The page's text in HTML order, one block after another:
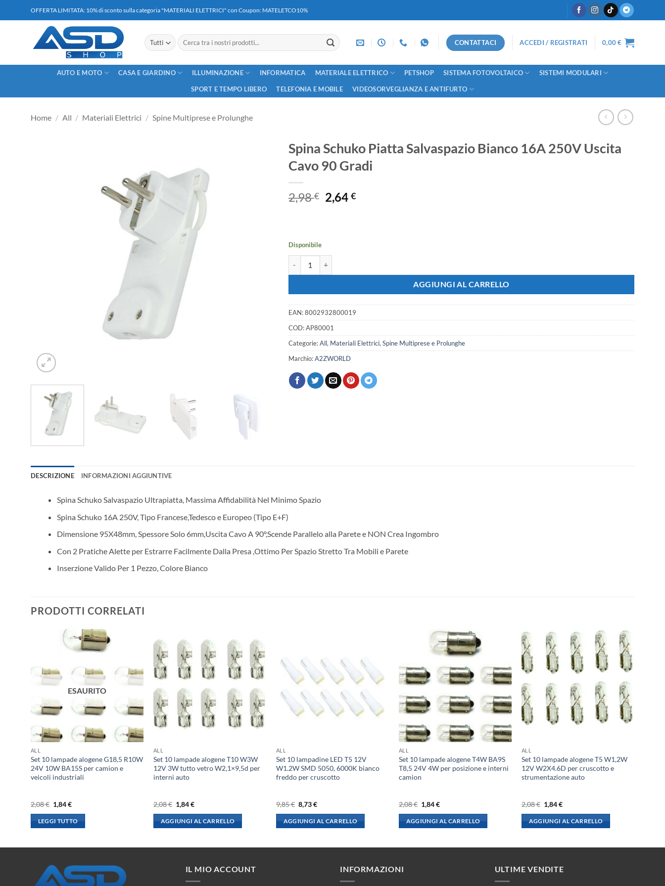
ai
OFFERTA LIMITATA: 10% di sconto sulla categoria "MATERIALI ELETTRICI" con Coupon: MATELETCO10%
Cerca: CONTATTACI ACCEDI / REGISTRATI 0,00€
AUTO E MOTO CASA E GIARDINO ILLUMINAZIONE INFORMATICA MATERIALE ELETTRICO PETSHOP SISTEMA FOTOVOLTAICO SISTEMI MODULARI
SPORT E TEMPO LIBERO TELEFONIA E MOBILE VIDEOSORVEGLIANZA E ANTIFURTO
Home / All / Materiali Elettrici / Spine Multiprese e Prolunghe
Spina Schuko Piatta Salvaspazio Bianco 16A 250V Uscita
Cavo 90 Gradi
2,98€ Il
prezzo
2,64€Il
Disponibile
AGGIUNGI AL CARRELLO
EAN:8002932800019
COD:AP80001
Categorie:All, Materiali Elettrici, Spine Multiprese e Prolunghe
Marchio:A2ZWORLD
DESCRIZIONE INFORMAZIONI AGGIUNTIVE
Spina Schuko Salvaspazio Ultrapiatta, Massima Affidabilità Nel Minimo Spazio
Spina Schuko 16A 250V, Tipo Francese,Tedesco e Europeo (Tipo E+F)
Dimensione 95X48mm, Spessore Solo 6mm,Uscita Cavo A 90°,Scende Parallelo alla Parete e NON Crea Ingombro
Con 2 Pratiche Alette per Estrarre Facilmente Dalla Presa ,Ottimo Per Spazio Stretto Tra Mobili e Parete
Inserzione Valido Per 1 Pezzo, Colore Bianco
PRODOTTI CORRELATI
ESAURITO
ALL
Set 10 lampade alogene G18,5 R10W
24V 10W BA15S per camion e
veicoli industriali
2,08€ Il
prezzo
originale
era:
1,84€Il
attuale
è:
LEGGI TUTTO
ALL
Set 10 lampade alogene T10 W3W
12V 3W tutto vetro W2,1×9,5d per
interni auto
2,08€ Il
prezzo
originale
era:
1,84€Il
attuale
è:
AGGIUNGI AL CARRELLO
ALL
Set 10 lampadine LED T5 12V
W1.2W SMD 5050, 6000K bianco
freddo per cruscotto
9,85€ Il
prezzo
originale
era:
8,73€Il
attuale
è:
AGGIUNGI AL CARRELLO
ALL
Set 10 lampade alogene T4W BA9S
T8,5 24V 4W per posizione e interni
camion
2,08€ Il
prezzo
originale
era:
1,84€Il
attuale
è:
AGGIUNGI AL CARRELLO
ALL
Set 10 lampade alogene T5 W1,2W
12V W2X4.6D per cruscotto e
strumentazione auto
2,08€ Il
prezzo
originale
era:
1,84€Il
attuale
è:
AGGIUNGI AL CARRELLO
IL MIO ACCOUNT INFORMAZIONI ULTIME VENDITE